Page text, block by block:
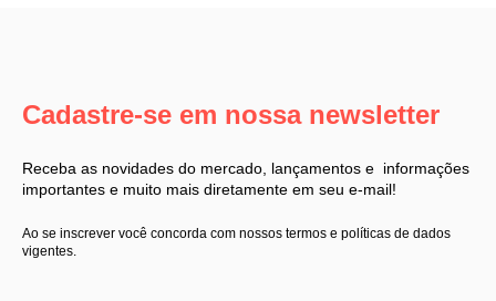
Cadastre-se em nossa newsletter
Receba as novidades do mercado, lançamentos e informações
importantes e muito mais diretamente em seu e-mail!
Ao se inscrever você concorda com nossos termos e políticas de dados
vigentes.